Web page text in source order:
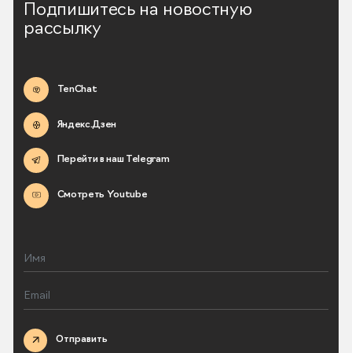
Подпишитесь на новостную
рассылку
TenChat
Яндекс.Дзен
Перейти в наш Telegram
Смотреть Youtube
Отправить